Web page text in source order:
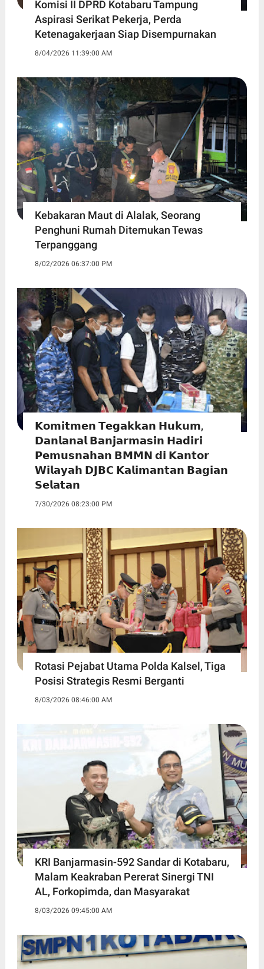
Komisi II DPRD Kotabaru Tampung
Aspirasi Serikat Pekerja, Perda
Ketenagakerjaan Siap Disempurnakan
8/04/2026 11:39:00 AM
Kebakaran Maut di Alalak, Seorang
Penghuni Rumah Ditemukan Tewas
Terpanggang
8/02/2026 06:37:00 PM
𝗞𝗼𝗺𝗶𝘁𝗺𝗲𝗻 𝗧𝗲𝗴𝗮𝗸𝗸𝗮𝗻 𝗛𝘂𝗸𝘂𝗺,
𝗗𝗮𝗻𝗹𝗮𝗻𝗮𝗹 𝗕𝗮𝗻𝗷𝗮𝗿𝗺𝗮𝘀𝗶𝗻 𝗛𝗮𝗱𝗶𝗿𝗶
𝗣𝗲𝗺𝘂𝘀𝗻𝗮𝗵𝗮𝗻 𝗕𝗠𝗠𝗡 𝗱𝗶 𝗞𝗮𝗻𝘁𝗼𝗿
𝗪𝗶𝗹𝗮𝘆𝗮𝗵 𝗗𝗝𝗕𝗖 𝗞𝗮𝗹𝗶𝗺𝗮𝗻𝘁𝗮𝗻 𝗕𝗮𝗴𝗶𝗮𝗻
𝗦𝗲𝗹𝗮𝘁𝗮𝗻
7/30/2026 08:23:00 PM
Rotasi Pejabat Utama Polda Kalsel, Tiga
Posisi Strategis Resmi Berganti
8/03/2026 08:46:00 AM
KRI Banjarmasin-592 Sandar di Kotabaru,
Malam Keakraban Pererat Sinergi TNI
AL, Forkopimda, dan Masyarakat
8/03/2026 09:45:00 AM